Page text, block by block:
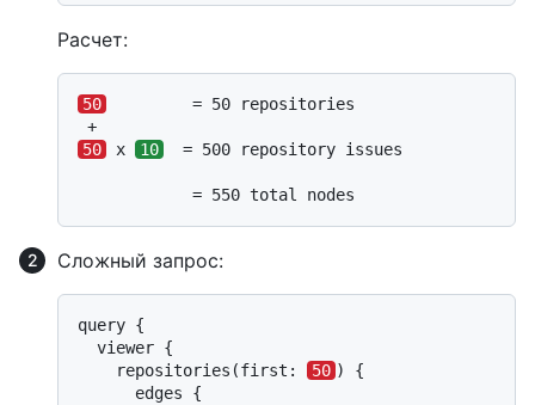
Расчет:
50
         = 50 repositories
50
x 10
  = 500 repository issues
            = 550 total nodes
Сложный запрос:
query {
  viewer {
    repositories(first:
50 ) {
      edges {